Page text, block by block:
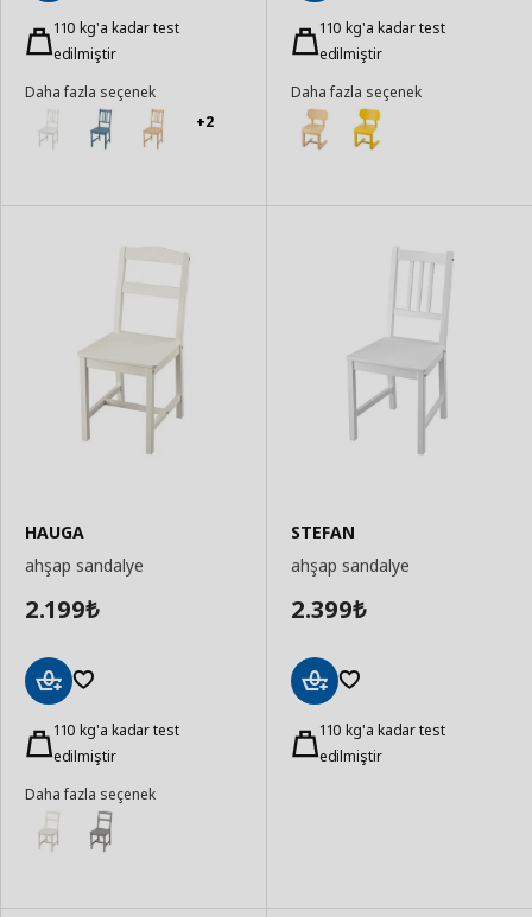
Ekle 110 kg'a kadar test
edilmiştir
Daha fazla seçenek
+2
Ekle 110 kg'a kadar test
edilmiştir
Daha fazla seçenek
HAUGA
ahşap sandalye
2.199₺
Ekle 110 kg'a kadar test
edilmiştir
Daha fazla seçenek
STEFAN
ahşap sandalye
2.399₺
Ekle 110 kg'a kadar test
edilmiştir